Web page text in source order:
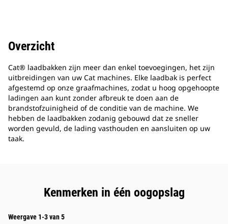
Overzicht
Cat® laadbakken zijn meer dan enkel toevoegingen, het zijn
uitbreidingen van uw Cat machines. Elke laadbak is perfect
afgestemd op onze graafmachines, zodat u hoog opgehoopte
ladingen aan kunt zonder afbreuk te doen aan de
brandstofzuinigheid of de conditie van de machine. We
hebben de laadbakken zodanig gebouwd dat ze sneller
worden gevuld, de lading vasthouden en aansluiten op uw
taak.
Kenmerken in één oogopslag
Weergave 1-3 van 5